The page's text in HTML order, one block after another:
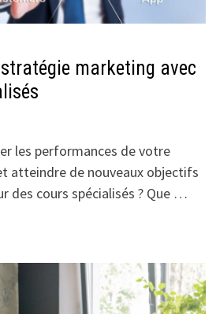
marketing avec
les performances de votre
atteindre de nouveaux objectifs
des cours spécialisés ? Que …